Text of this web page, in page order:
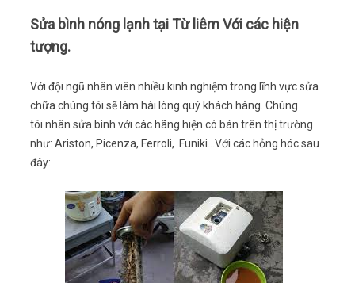
Sửa bình nóng lạnh tại Từ liêm Với các hiện
tượng.
Với đội ngũ nhân viên nhiều kinh nghiệm trong lĩnh vực sửa
chữa chúng tôi sẽ làm hài lòng quý khách hàng. Chúng
tôi nhân sửa bình với các hãng hiện có bán trên thị trường
như: Ariston, Picenza, Ferroli, Funiki…Với các hỏng hóc sau
đây: